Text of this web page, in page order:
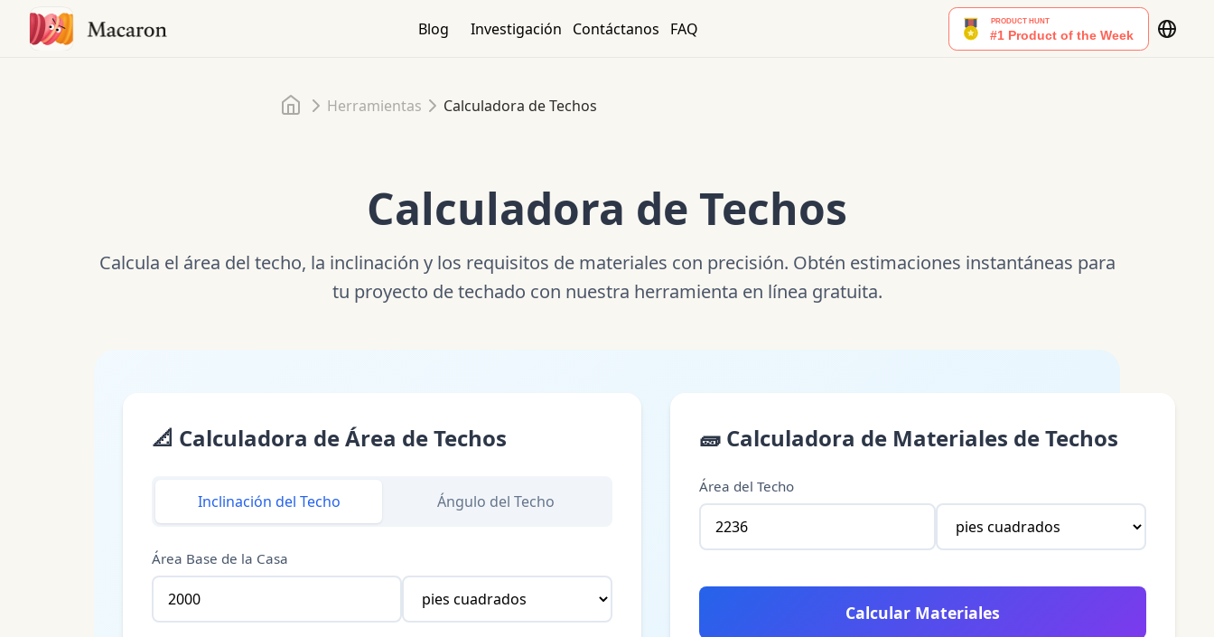
Blog Investigación Contáctanos FAQ
InicioHerramientas Calculadora de Techos
Calculadora de Techos
Calcula el área del techo, la inclinación y los requisitos de materiales con precisión. Obtén estimaciones instantáneas para
tu proyecto de techado con nuestra herramienta en línea gratuita.
📐 Calculadora de Área de Techos
Inclinación del Techo Ángulo del Techo
Área Base de la Casa
🧱 Calculadora de Materiales de Techos
Área del Techo
Calcular Materiales